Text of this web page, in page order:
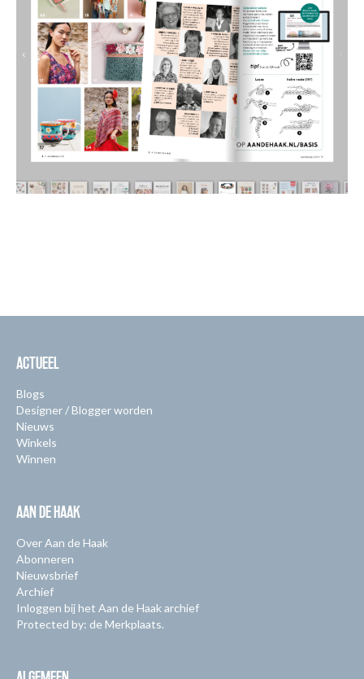
ACTUEEL
Blogs
Designer / Blogger worden
Nieuws
Winkels
Winnen
AAN DE HAAK
Over Aan de Haak
Abonneren
Nieuwsbrief
Archief
Inloggen bij het Aan de Haak archief
Protected by: de Merkplaats.